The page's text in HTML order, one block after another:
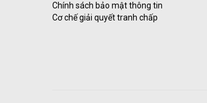
Chính sách bảo mật thông tin
Cơ chế giải quyết tranh chấp